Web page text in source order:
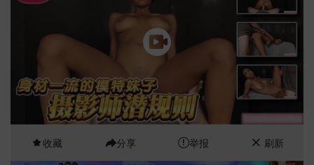
收藏 分享 举报 刷新